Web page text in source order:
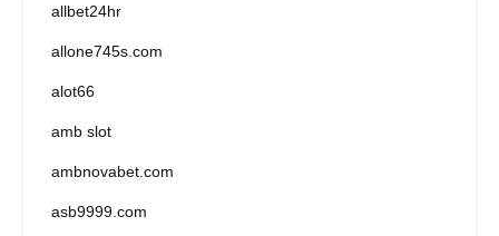
allbet24hr
allone745s.com
alot66
amb slot
ambnovabet.com
asb9999.com